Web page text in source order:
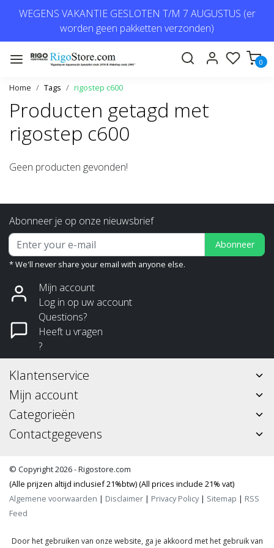
WEGENS VAKANTIE GESLOTEN T/M 7 AUGUSTUS (er
worden geen pakketten verzonden)
0
Home Tags rigostep c600
Producten getagd met
rigostep c600
Geen producten gevonden!
Abonneer je op onze nieuwsbrief
Abonneer
* We'll never share your email with anyone else.
Mijn account
Log in op uw account
Questions?
Heeft u vragen
?
Klantenservice
Mijn account
Categorieën
Contactgegevens
© Copyright 2026 - Rigostore.com
(Alle prijzen altijd inclusief 21%btw) (All prices include 21% vat)
Algemene voorwaarden | Disclaimer | Privacy Policy| Sitemap | RSS
Feed
Door het gebruiken van onze website, ga je akkoord met het gebruik van